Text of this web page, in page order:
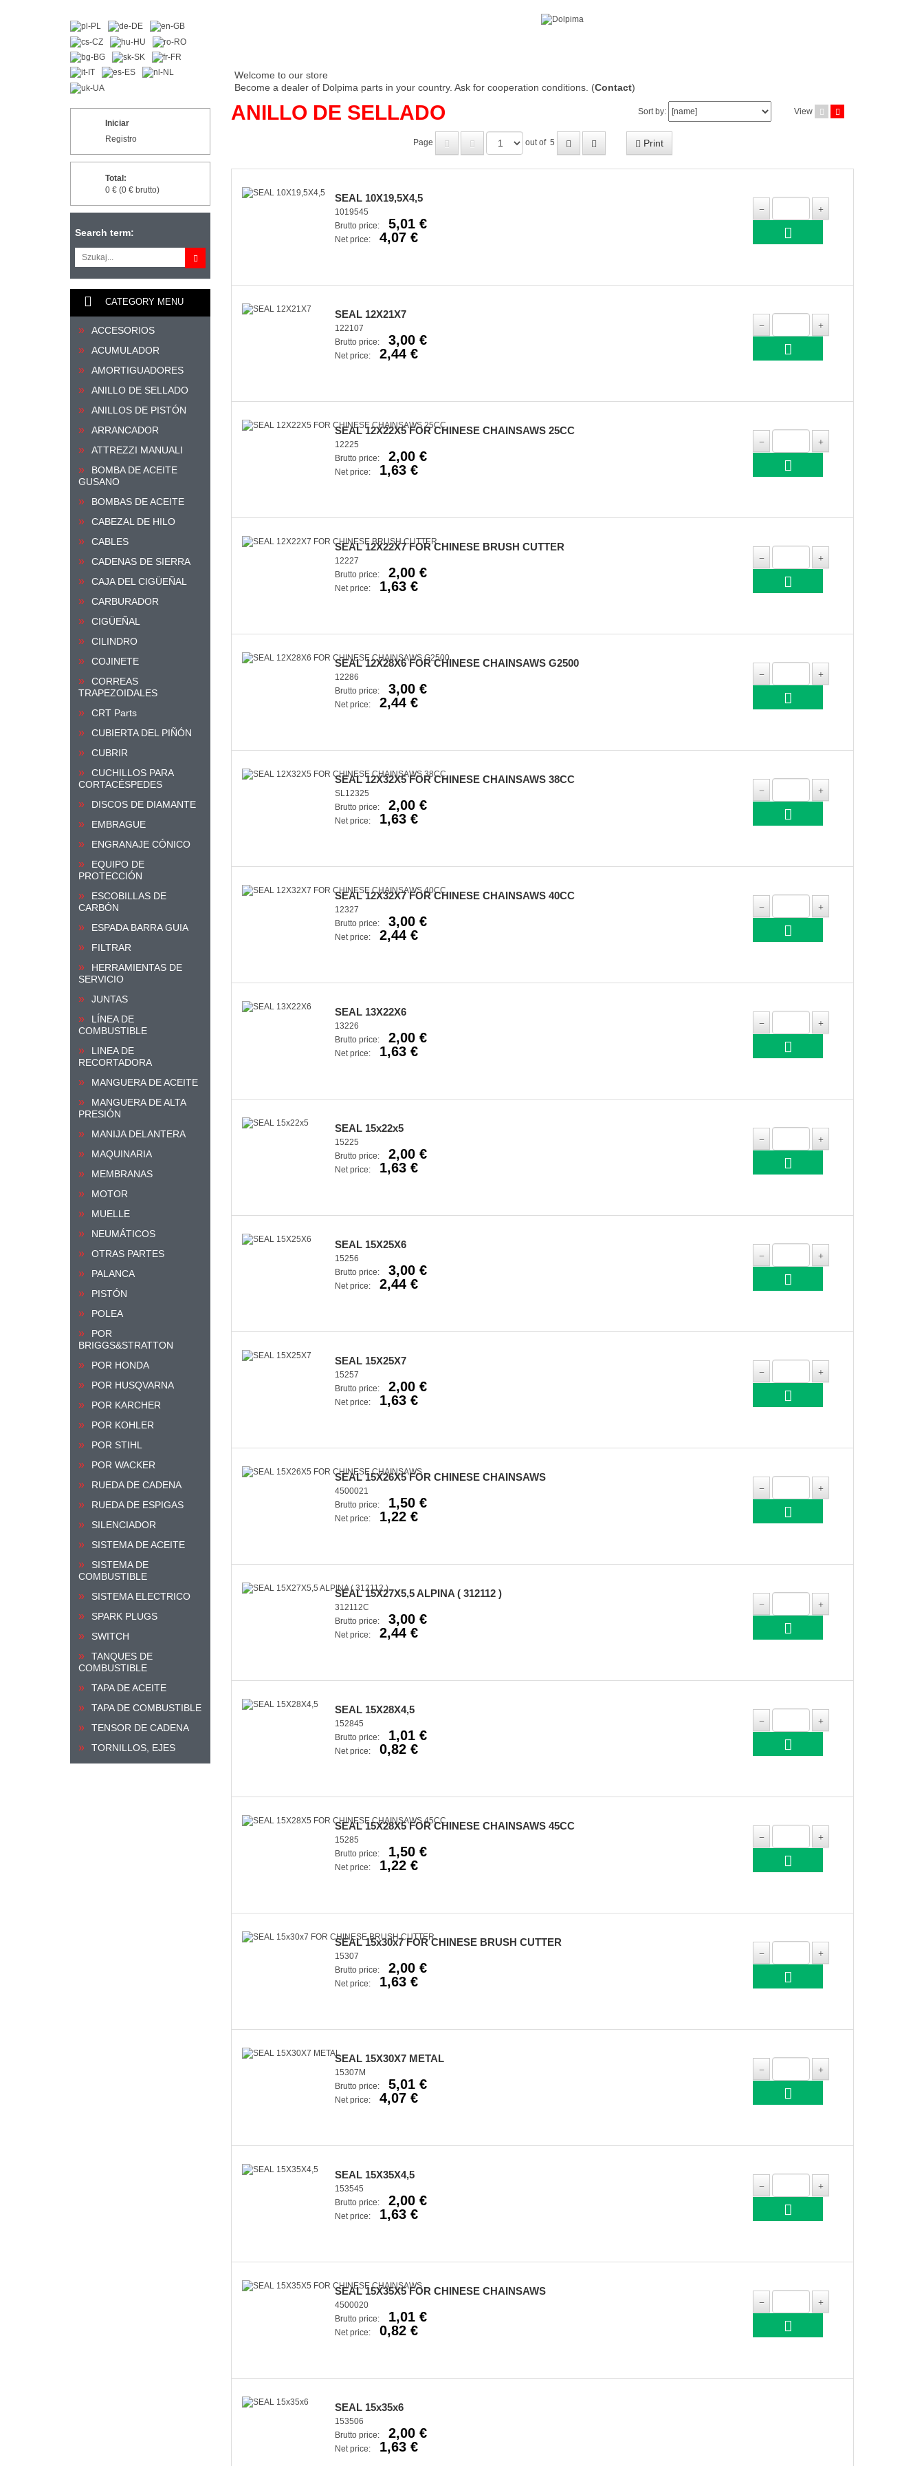
Iniciar
Registro
Total:
0 € (0 € brutto)
Search term:
CATEGORY MENU
ACCESORIOS
ACUMULADOR
AMORTIGUADORES
ANILLO DE SELLADO
ANILLOS DE PISTÓN
ARRANCADOR
ATTREZZI MANUALI
BOMBA DE ACEITE
GUSANO
BOMBAS DE ACEITE
CABEZAL DE HILO
CABLES
CADENAS DE SIERRA
CAJA DEL CIGÜEÑAL
CARBURADOR
CIGÜEÑAL
CILINDRO
COJINETE
CORREAS
TRAPEZOIDALES
CRT Parts
CUBIERTA DEL PIÑÓN
CUBRIR
CUCHILLOS PARA
CORTACÉSPEDES
DISCOS DE DIAMANTE
EMBRAGUE
ENGRANAJE CÓNICO
EQUIPO DE
PROTECCIÓN
ESCOBILLAS DE
CARBÓN
ESPADA BARRA GUIA
FILTRAR
HERRAMIENTAS DE
SERVICIO
JUNTAS
LÍNEA DE
COMBUSTIBLE
LINEA DE
RECORTADORA
MANGUERA DE ACEITE
MANGUERA DE ALTA
PRESIÓN
MANIJA DELANTERA
MAQUINARIA
MEMBRANAS
MOTOR
MUELLE
NEUMÁTICOS
OTRAS PARTES
PALANCA
PISTÓN
POLEA
POR
BRIGGS&STRATTON
POR HONDA
POR HUSQVARNA
POR KARCHER
POR KOHLER
POR STIHL
POR WACKER
RUEDA DE CADENA
RUEDA DE ESPIGAS
SILENCIADOR
SISTEMA DE ACEITE
SISTEMA DE
COMBUSTIBLE
SISTEMA ELECTRICO
SPARK PLUGS
SWITCH
TANQUES DE
COMBUSTIBLE
TAPA DE ACEITE
TAPA DE COMBUSTIBLE
TENSOR DE CADENA
TORNILLOS, EJES
Welcome to our store
Become a dealer of Dolpima parts in your country. Ask for cooperation conditions. (Contact)
ANILLO DE SELLADO Sort by: View
Page out of 5 Print
SEAL 10X19,5X4,5
1019545
Brutto price:
5,01 €
Net price: 4,07 €
SEAL 12X21X7
122107
Brutto price:
3,00 €
Net price: 2,44 €
SEAL 12X22X5 FOR CHINESE CHAINSAWS 25CC
12225
Brutto price:
2,00 €
Net price: 1,63 €
SEAL 12X22X7 FOR CHINESE BRUSH CUTTER
12227
Brutto price:
2,00 €
Net price: 1,63 €
SEAL 12X28X6 FOR CHINESE CHAINSAWS G2500
12286
Brutto price:
3,00 €
Net price: 2,44 €
SEAL 12X32X5 FOR CHINESE CHAINSAWS 38CC
SL12325
Brutto price:
2,00 €
Net price: 1,63 €
SEAL 12X32X7 FOR CHINESE CHAINSAWS 40CC
12327
Brutto price:
3,00 €
Net price: 2,44 €
SEAL 13X22X6
13226
Brutto price:
2,00 €
Net price: 1,63 €
SEAL 15x22x5
15225
Brutto price:
2,00 €
Net price: 1,63 €
SEAL 15X25X6
15256
Brutto price:
3,00 €
Net price: 2,44 €
SEAL 15X25X7
15257
Brutto price:
2,00 €
Net price: 1,63 €
SEAL 15X26X5 FOR CHINESE CHAINSAWS
4500021
Brutto price:
1,50 €
Net price: 1,22 €
SEAL 15X27X5,5 ALPINA ( 312112 )
312112C
Brutto price:
3,00 €
Net price: 2,44 €
SEAL 15X28X4,5
152845
Brutto price:
1,01 €
Net price: 0,82 €
SEAL 15X28X5 FOR CHINESE CHAINSAWS 45CC
15285
Brutto price:
1,50 €
Net price: 1,22 €
SEAL 15x30x7 FOR CHINESE BRUSH CUTTER
15307
Brutto price:
2,00 €
Net price: 1,63 €
SEAL 15X30X7 METAL
15307M
Brutto price:
5,01 €
Net price: 4,07 €
SEAL 15X35X4,5
153545
Brutto price:
2,00 €
Net price: 1,63 €
SEAL 15X35X5 FOR CHINESE CHAINSAWS
4500020
Brutto price:
1,01 €
Net price: 0,82 €
SEAL 15x35x6
153506
Brutto price:
2,00 €
Net price: 1,63 €